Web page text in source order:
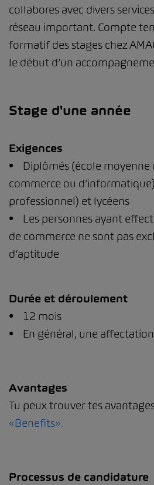
collabores avec divers
réseau important. Compte
formatif des stages chez
le début d’un
Stage d'une année
Exigences
• Diplômés (école moyenne
commerce ou
professionnel) et lycéens
• Les personnes ayant
de commerce ne sont pas
d’aptitude
Durée et déroulement
• 12 mois
• En général, une affectation
Avantages
Tu peux trouver tes
«Benefits».
Processus de candidature